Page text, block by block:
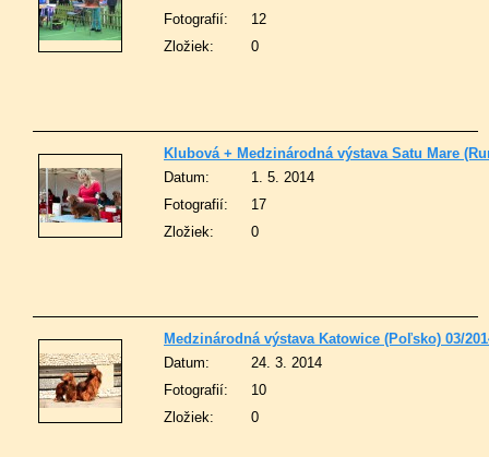
Fotografií:
12
Zložiek:
0
Klubová + Medzinárodná výstava Satu Mare
Datum:
1. 5. 2014
Fotografií:
17
Zložiek:
0
Medzinárodná výstava Katowice (Poľsko) 03/
Datum:
24. 3. 2014
Fotografií:
10
Zložiek:
0